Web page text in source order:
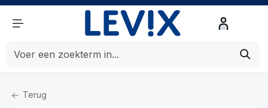
Terug
Home